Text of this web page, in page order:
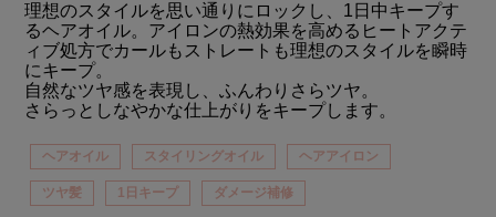
理想のスタイルを思い通りにロックし、1日中キープす
るヘアオイル。アイロンの熱効果を高めるヒートアクテ
ィブ処方でカールもストレートも理想のスタイルを瞬時
にキープ。
自然なツヤ感を表現し、ふんわりさらツヤ。
さらっとしなやかな仕上がりをキープします。
ヘアオイル スタイリングオイル ヘアアイロン
ツヤ髪 1日キープ ダメージ補修